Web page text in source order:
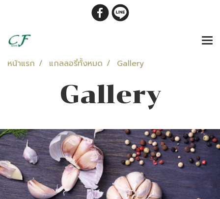
หน้าแรก แกลลอรี่ทั้งหมด Gallery
Gallery